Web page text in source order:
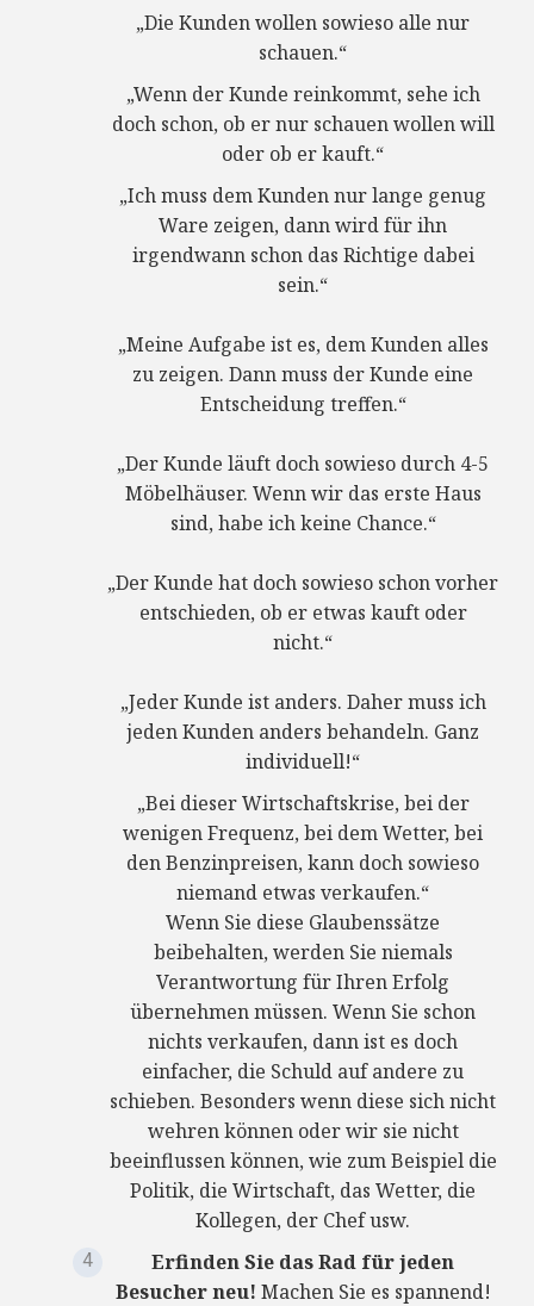
„Die Kunden wollen sowieso alle nur
schauen.“
„Wenn der Kunde reinkommt, sehe ich
doch schon, ob er nur schauen wollen will
oder ob er kauft.“
„Ich muss dem Kunden nur lange genug
Ware zeigen, dann wird für ihn
irgendwann schon das Richtige dabei
sein.“
„Meine Aufgabe ist es, dem Kunden alles
zu zeigen. Dann muss der Kunde eine
Entscheidung treffen.“
„Der Kunde läuft doch sowieso durch 4-5
Möbelhäuser. Wenn wir das erste Haus
sind, habe ich keine Chance.“
„Der Kunde hat doch sowieso schon vorher
entschieden, ob er etwas kauft oder
nicht.“
„Jeder Kunde ist anders. Daher muss ich
jeden Kunden anders behandeln. Ganz
individuell!“
„Bei dieser Wirtschaftskrise, bei der
wenigen Frequenz, bei dem Wetter, bei
den Benzinpreisen, kann doch sowieso
niemand etwas verkaufen.“
Wenn Sie diese Glaubenssätze
beibehalten, werden Sie niemals
Verantwortung für Ihren Erfolg
übernehmen müssen. Wenn Sie schon
nichts verkaufen, dann ist es doch
einfacher, die Schuld auf andere zu
schieben. Besonders wenn diese sich nicht
wehren können oder wir sie nicht
beeinflussen können, wie zum Beispiel die
Politik, die Wirtschaft, das Wetter, die
Kollegen, der Chef usw.
Erfinden Sie das Rad für jeden
Besucher neu! Machen Sie es spannend!